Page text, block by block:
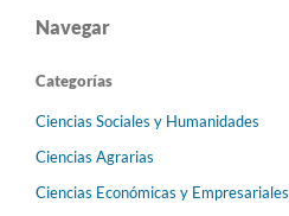
Navegar
Categorías
Ciencias Sociales y Humanidades
Ciencias Agrarias
Ciencias Económicas y Empresariales